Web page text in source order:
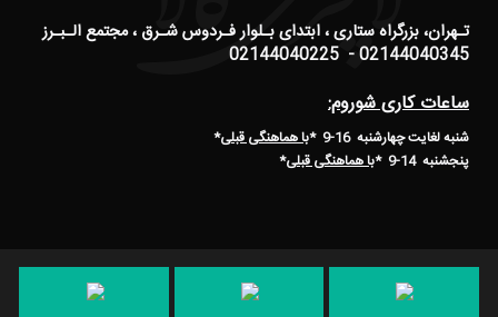
تـهران، بزرگراه ستاری ، ابتدای بـلوار فـردوس شـرق ، مجتمع الـبـرز
02144040345 - 02144040225
ساعات کاری شوروم:
شنبه لغایت چهارشنبه 16-9 * با هماهنگی قبلی*
پنجشنبه 14-9
*با هماهنگی قبلی*